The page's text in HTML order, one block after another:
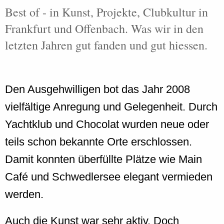
Best of - in Kunst, Projekte, Clubkultur in
Frankfurt und Offenbach. Was wir in den
letzten Jahren gut fanden und gut hiessen.
Den Ausgehwilligen bot das Jahr 2008
vielfältige Anregung und Gelegenheit. Durch
Yachtklub und Chocolat wurden neue oder
teils schon bekannte Orte erschlossen.
Damit konnten überfüllte Plätze wie Main
Café und Schwedlersee elegant vermieden
werden.
Auch die Kunst war sehr aktiv. Doch